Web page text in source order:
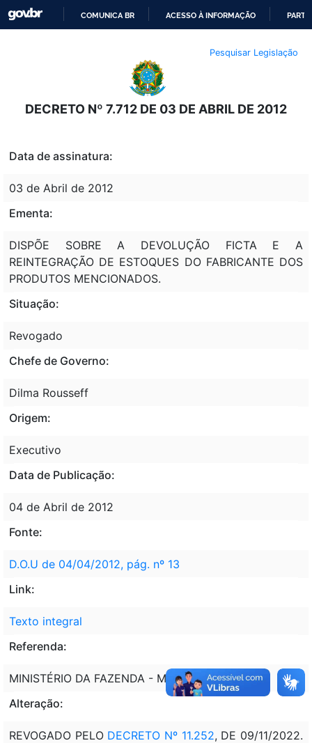
O
CONTEÚDO
COMUNICA BR ACESSO À INFORMAÇÃO
Pesquisar Legislação
DECRETO Nº 7.712 DE 03 DE ABRIL DE 2012
Data de assinatura:
03 de Abril de 2012
Ementa:
DISPÕE SOBRE A DEVOLUÇÃO FICTA E A
REINTEGRAÇÃO DE ESTOQUES DO FABRICANTE DOS
PRODUTOS MENCIONADOS.
Situação:
Revogado
Chefe de Governo:
Dilma Rousseff
Origem:
Executivo
Data de Publicação:
04 de Abril de 2012
Fonte:
D.O.U de 04/04/2012, pág. nº 13
Link:
Texto integral
Referenda:
MINISTÉRIO DA FAZENDA - MF
Alteração:
REVOGADO PELO DECRETO Nº 11.252, DE 09/11/2022.